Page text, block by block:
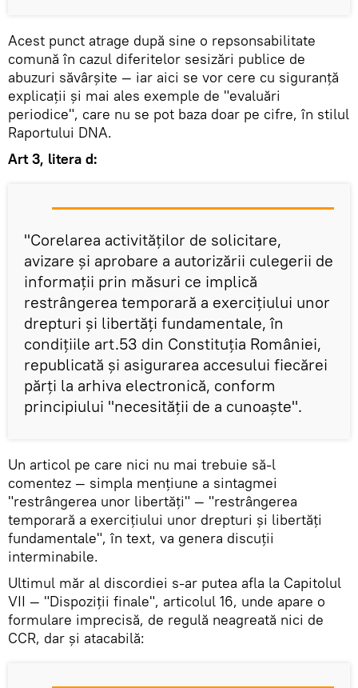
Acest punct atrage după sine o repsonsabilitate
comună în cazul diferitelor sesizări publice de
abuzuri săvârșite — iar aici se vor cere cu siguranță
explicații și mai ales exemple de "evaluări
periodice", care nu se pot baza doar pe cifre, în stilul
Raportului DNA.
Art 3, litera d:
"Corelarea activităţilor de solicitare,
avizare şi aprobare a autorizării culegerii de
informaţii prin măsuri ce implică
restrângerea temporară a exerciţiului unor
drepturi şi libertăţi fundamentale, în
condiţiile art.53 din Constituţia României,
republicată şi asigurarea accesului fiecărei
părţi la arhiva electronică, conform
principiului "necesităţii de a cunoaşte".
Un articol pe care nici nu mai trebuie să-l
comentez — simpla mențiune a sintagmei
"restrângerea unor libertăți" — "restrângerea
temporară a exerciţiului unor drepturi şi libertăţi
fundamentale", în text, va genera discuții
interminabile.
Ultimul măr al discordiei s-ar putea afla la Capitolul
VII — "Dispoziții finale", articolul 16, unde apare o
formulare imprecisă, de regulă neagreată nici de
CCR, dar și atacabilă: